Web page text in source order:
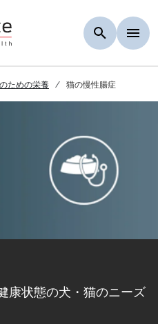
ための栄養 猫の慢性腸症
康状態の犬・猫のニーズ